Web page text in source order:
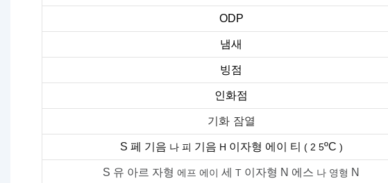
ODP
냄새
빙점
인화점
기화 잠열
S 페 기음 나피 기음 H 이자형 에이 티 (2 5ºC )
S 유 아르 자형 에프 에이 세 T 이자형 N 에스 나 영형 N